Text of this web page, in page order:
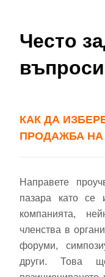
Често
въпроси
КАК ДА
ПРОДАЖБА НА
Направете
пазара като се
компанията,
членства в
форуми,
други. Това